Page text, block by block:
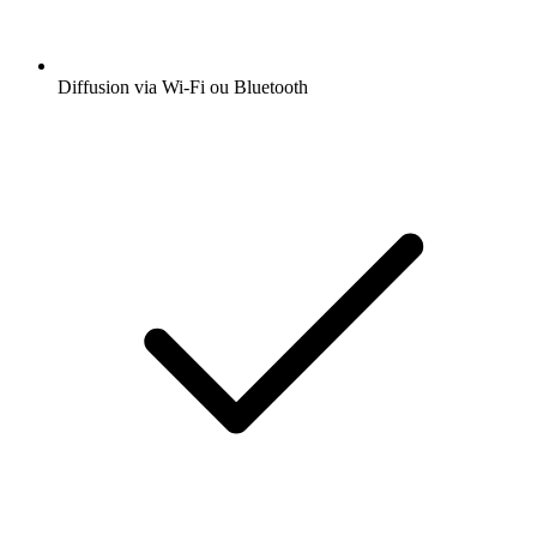
Diffusion via Wi-Fi ou Bluetooth